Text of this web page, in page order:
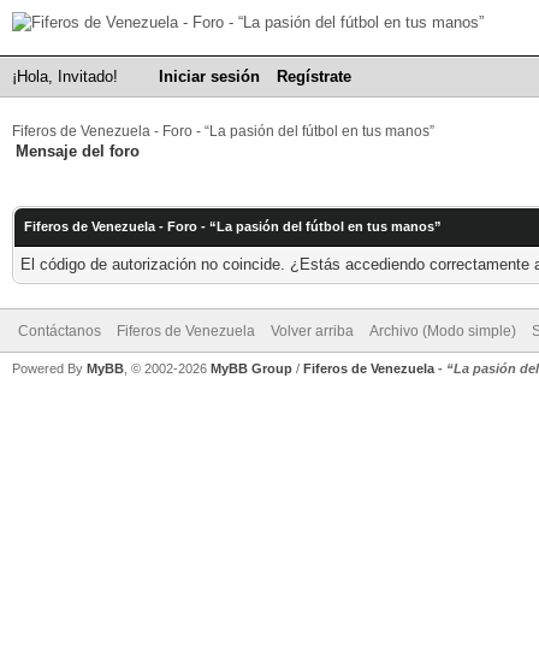
¡Hola, Invitado! Iniciar sesión Regístrate
Fiferos de Venezuela - Foro - “La pasión del fútbol en tus manos”
Mensaje del foro
Fiferos de Venezuela - Foro - “La pasión del fútbol en tus manos”
El código de autorización no coincide. ¿Estás accediendo
Contáctanos Fiferos de Venezuela Volver arriba Archivo (Modo simple)
Powered By MyBB , © 2002-2026 MyBB Group / Fiferos de Venezuela - “La pasión